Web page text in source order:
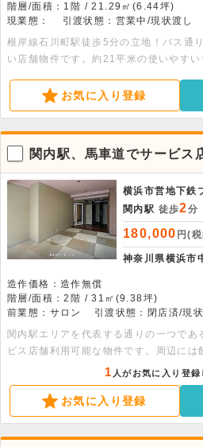
階層/面積：1階 / 21.29㎡(6.44坪)
現業態：
引渡状態：営業中/現状渡し
根岸線石川町駅徒歩5分の立地！バス通
い店舗物件です。約21平米の使いやす
お気に入り登録
関内駅、馬車道でサービス
件が出ました！
横浜市営地下鉄
関内駅 徒歩2分
180,000 円(
神奈川県横浜市
造作価格：造作無償
階層/面積：2階 / 31㎡(9.38坪)
前業態：サロン
引渡状態：閉店済/現
関内駅エリアを代表する通りの一つであ
ビス店舗利用可能な物件です。周辺には
ス・商業施設が立ち並び、人通りの多い
す。みなとみらいや横浜中華街も近く
とが可能です。駅からのアクセスも良好
た立地となっておりますので、ぜひお
1 人がお気に入り登
お気に入り登録